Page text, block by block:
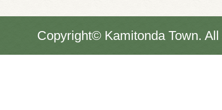
Copyright© Kamitonda Town.